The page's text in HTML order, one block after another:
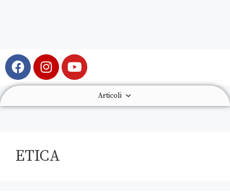
Articoli
ETICA